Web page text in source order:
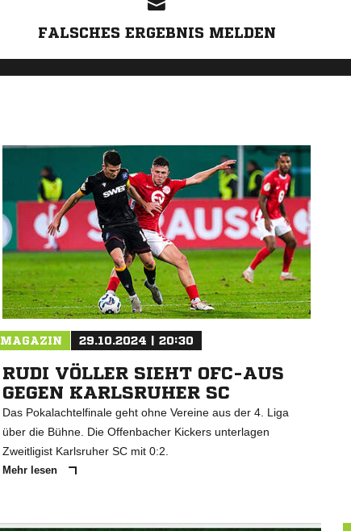
FALSCHES ERGEBNIS MELDEN
MAGAZIN 29.10.2024 | 20:30
RUDI VÖLLER SIEHT OFC-AUS
GEGEN KARLSRUHER SC
Das Pokalachtelfinale geht ohne Vereine aus der 4. Liga
über die Bühne. Die Offenbacher Kickers unterlagen
Zweitligist Karlsruher SC mit 0:2.
Mehr lesen